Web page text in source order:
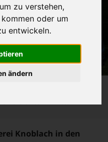
zu verstehen,
oder um
entwickeln.
ändern
Biertage ist der
Informationen über den
Sie unter www.tsv-
Knoblach in den